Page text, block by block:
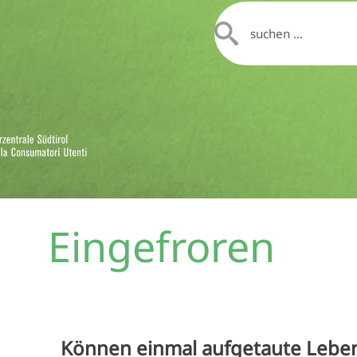
Eingefroren
Können einmal aufgetaute